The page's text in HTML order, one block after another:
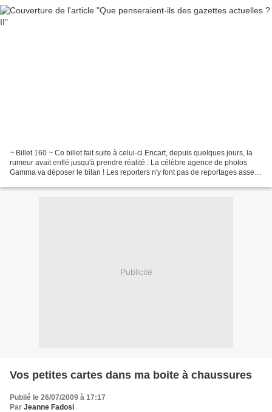
~ Billet 160 ~ Ce billet fait suite à celui-ci Encart, depuis quelques jours, la
rumeur avait enflé jusqu'à prendre réalité : La célèbre agence de photos
Gamma va déposer le bilan ! Les reporters n'y font pas de reportages assez
Publicité
Vos petites cartes dans ma boite à chaussures
Publié le 26/07/2009 à 17:17
Par Jeanne Fadosi